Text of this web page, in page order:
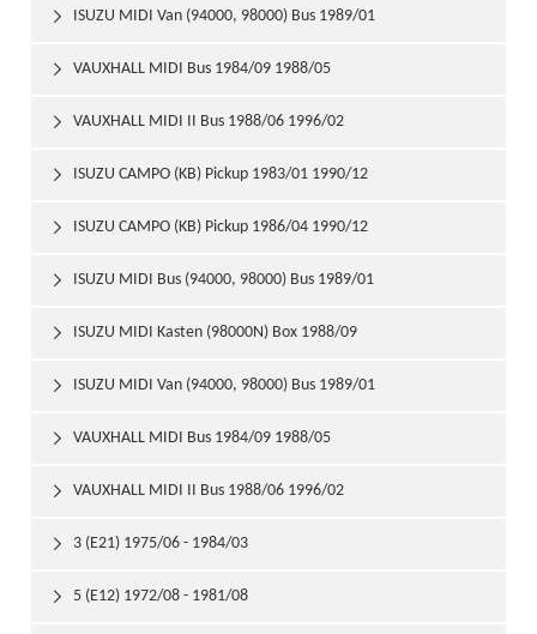
ISUZU MIDI Van (94000, 98000) Bus 1989/01

VAUXHALL MIDI Bus 1984/09 1988/05

VAUXHALL MIDI II Bus 1988/06 1996/02

ISUZU CAMPO (KB) Pickup 1983/01 1990/12

ISUZU CAMPO (KB) Pickup 1986/04 1990/12

ISUZU MIDI Bus (94000, 98000) Bus 1989/01

ISUZU MIDI Kasten (98000N) Box 1988/09

ISUZU MIDI Van (94000, 98000) Bus 1989/01

VAUXHALL MIDI Bus 1984/09 1988/05

VAUXHALL MIDI II Bus 1988/06 1996/02

3 (E21) 1975/06 - 1984/03

5 (E12) 1972/08 - 1981/08
